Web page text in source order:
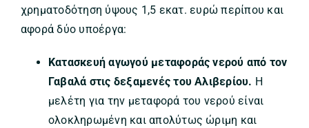
χρηματοδότηση ύψους 1,5 εκατ. ευρώ περίπου και
αφορά δύο υποέργα:
Κατασκευή αγωγού μεταφοράς νερού από τον
Γαβαλά στις δεξαμενές του Αλιβερίου. Η
μελέτη για την μεταφορά του νερού είναι
ολοκληρωμένη και απολύτως ώριμη και